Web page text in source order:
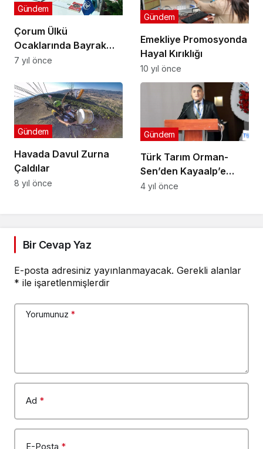
Çorum Ülkü
Ocaklarında Bayrak
Değişimi
Gündem
7 yıl önce
Emekliye Promosyonda
Hayal Kırıklığı
Gündem
10 yıl önce
Havada Davul Zurna
Çaldılar
Gündem
8 yıl önce
Türk Tarım Orman-
Sen’den Kayaalp’e
Tepki!
Gündem
4 yıl önce
Bir Cevap Yaz
E-posta adresiniz yayınlanmayacak. Gerekli alanlar
* ile işaretlenmişlerdir
Yorumunuz *
Ad *
E-Posta *